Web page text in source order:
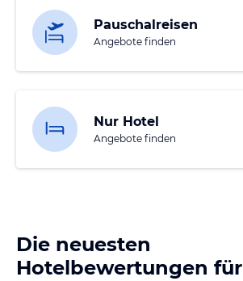
Pauschalreisen
Angebote finden
Nur Hotel
Angebote finden
Die neuesten
Hotelbewertungen für